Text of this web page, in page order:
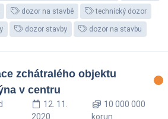
dozor na stavbě technický dozor
dozor stavby dozor na stavbu
zchátralého objektu
v centru
12. 11.
2020
10 000 000
korun